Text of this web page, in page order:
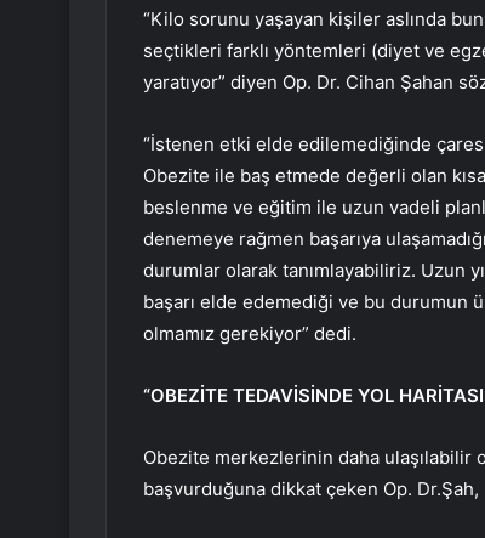
“Kilo sorunu yaşayan kişiler aslında
seçtikleri farklı yöntemleri (diyet ve
yaratıyor” diyen Op. Dr. Cihan Şahan
“İstenen etki elde edilemediğinde
Obezite ile baş etmede değerli olan
beslenme ve eğitim ile uzun vadeli
denemeye rağmen başarıya
durumlar olarak tanımlayabiliriz. Uzun
başarı elde edemediği ve bu durumun
olmamız gerekiyor” dedi.
“OBEZİTE TEDAVİSİNDE YOL
Obezite merkezlerinin daha
başvurduğuna dikkat çeken Op. Dr.Şah,